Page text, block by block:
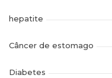
hepatite
Câncer de estomago
Diabetes